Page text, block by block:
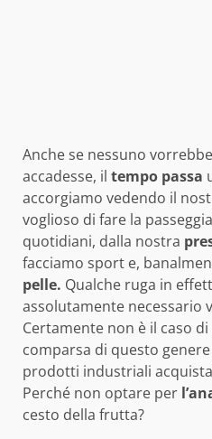
Anche se nessuno
accadesse, il tempo passa
accorgiamo vedendo il
voglioso di fare la
quotidiani, dalla nostra
facciamo sport e,
pelle. Qualche ruga in
assolutamente necessario
Certamente non è il caso di
comparsa di questo
prodotti industriali
Perché non optare per
cesto della frutta?